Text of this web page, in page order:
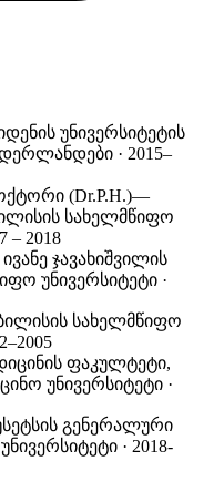
უნივერსიტეტის
· 2015–
(Dr.P.H.)—
სახელმწიფო
– 2018
ჯავახიშვილის
უნივერსიტეტი ·
სახელმწიფო
ფაკულტეტი,
უნივერსიტეტი ·
გენერალური
· 2018-